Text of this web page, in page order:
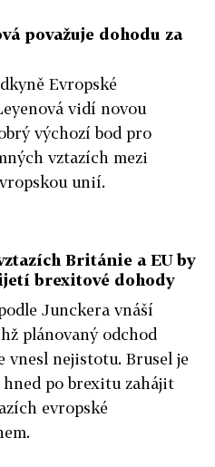
považuje dohodu za
Evropské
vidí novou
výchozí bod pro
vztazích mezi
unií.
Británie a EU by
brexitové dohody
Junckera vnáší
plánovaný odchod
vnesl nejistotu. Brusel je
po brexitu zahájit
evropské